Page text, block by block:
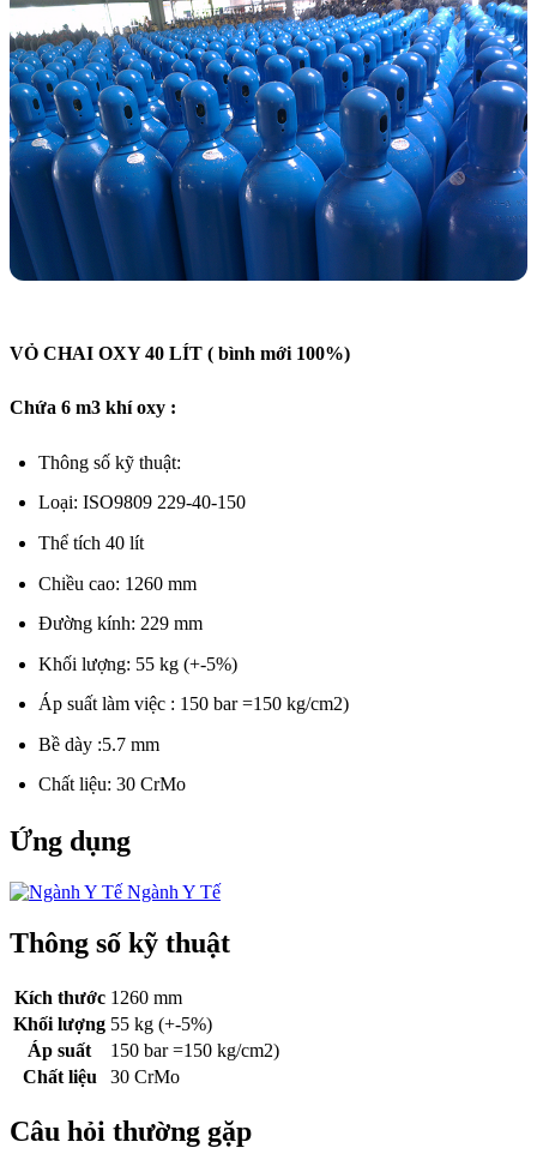
VỎ CHAI OXY 40 LÍT ( bình mới 100%)
Chứa 6 m3 khí oxy :
Thông số kỹ thuật:
Loại: ISO9809 229-40-150
Thể tích 40 lít
Chiều cao: 1260 mm
Đường kính: 229 mm
Khối lượng: 55 kg (+-5%)
Áp suất làm việc : 150 bar =150 kg/cm2)
Bề dày :5.7 mm
Chất liệu: 30 CrMo
Ứng dụng
Ngành Y Tế
Thông số kỹ thuật
Kích thước 1260 mm
Khối lượng 55 kg (+-5%)
Áp suất
150 bar =150 kg/cm2)
Chất liệu
30 CrMo
Câu hỏi thường gặp